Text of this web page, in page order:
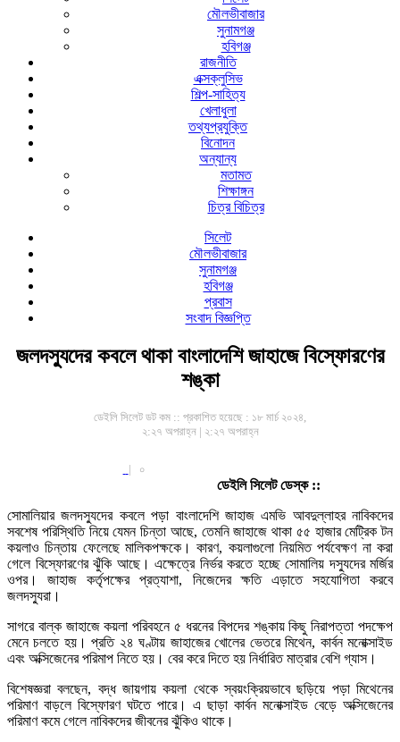
মৌলভীবাজার
সুনামগঞ্জ
হবিগঞ্জ
রাজনীতি
এক্সক্লুসিভ
শিল্প-সাহিত্য
খেলাধুলা
তথ্যপ্রযুক্তি
বিনোদন
অন্যান্য
মতামত
শিক্ষাঙ্গন
চিত্র বিচিত্র
সিলেট
মৌলভীবাজার
সুনামগঞ্জ
হবিগঞ্জ
প্রবাস
সংবাদ বিজ্ঞপ্তি
জলদস্যুদের কবলে থাকা বাংলাদেশি জাহাজে বিস্ফোরণের
শঙ্কা
ডেইলি সিলেট ডট কম :: প্রকাশিত হয়েছে : ১৮ মার্চ ২০২৪,
২:২৭ অপরাহ্ন | ২:২৭ অপরাহ্ন
| ০
ডেইলি সিলেট ডেস্ক ::
সোমালিয়ার জলদস্যুদের কবলে পড়া বাংলাদেশি জাহাজ এমভি আবদুল্লাহর নাবিকদের
সবশেষ পরিস্থিতি নিয়ে যেমন চিন্তা আছে, তেমনি জাহাজে থাকা ৫৫ হাজার মেট্রিক টন
কয়লাও চিন্তায় ফেলেছে মালিকপক্ষকে। কারণ, কয়লাগুলো নিয়মিত পর্যবেক্ষণ না করা
গেলে বিস্ফোরণের ঝুঁকি আছে। এক্ষেত্রে নির্ভর করতে হচ্ছে সোমালিয় দস্যুদের মর্জির
ওপর। জাহাজ কর্তৃপক্ষের প্রত্যাশা, নিজেদের ক্ষতি এড়াতে সহযোগিতা করবে
জলদস্যুরা।
সাগরে বাল্ক জাহাজে কয়লা পরিবহনে ৫ ধরনের বিপদের শঙ্কায় কিছু নিরাপত্তা পদক্ষেপ
মেনে চলতে হয়। প্রতি ২৪ ঘণ্টায় জাহাজের খোলের ভেতরে মিথেন, কার্বন মনোক্সাইড
এবং অক্সিজেনের পরিমাপ নিতে হয়। বের করে দিতে হয় নির্ধারিত মাত্রার বেশি গ্যাস।
বিশেষজ্ঞরা বলছেন, বদ্ধ জায়গায় কয়লা থেকে স্বয়ংক্রিয়ভাবে ছড়িয়ে পড়া মিথেনের
পরিমাণ বাড়লে বিস্ফোরণ ঘটতে পারে। এ ছাড়া কার্বন মনোক্সাইড বেড়ে অক্সিজেনের
পরিমাণ কমে গেলে নাবিকদের জীবনের ঝুঁকিও থাকে।